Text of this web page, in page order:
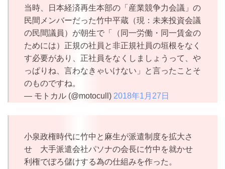
当時、日本経済再生本部の「産業競争力会議」の
民間メンバーだった竹中平蔵（現：未来投資会議
の民間議員）が朝生で「（同一労働・同一賃金の
ためには）正規の社員と非正規社員の垣根をなく
す必要があり、正社員をなくしましょうって、や
っぱりね、言わなきゃいけない」と言ったことそ
のものですね。
— モトカル (@motocull) 2018年1月27日
小泉政権時代に竹中と麻生が派遣制度を拡大さ
せ 大手派遣会社パソナの会長に竹中を就かせ
利権でぼろ儲けする為の仕組みを作った。